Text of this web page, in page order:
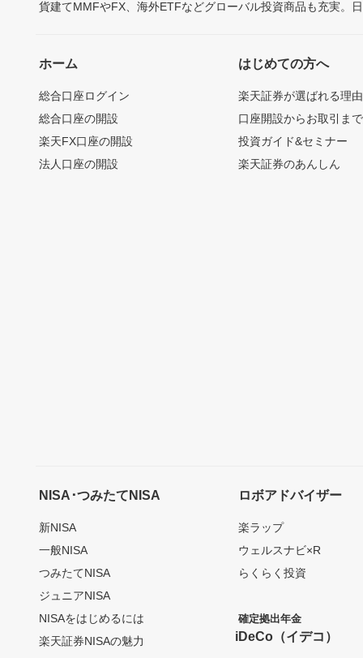
貨建てMMFやFX、海外ETFなどグローバル投資商品も充実。
ホーム
総合口座ログイン
総合口座の開設
楽天FX口座の開設
法人口座の開設
はじめての方へ
楽天証券が選ばれる理由
口座開設からお取引ま
投資ガイド&セミナー
楽天証券のあんしん
NISA･つみたてNISA
新NISA
一般NISA
つみたてNISA
ジュニアNISA
NISAをはじめるには
楽天証券NISAの魅力
ロボアドバイザー
楽ラップ
ウェルスナビ×R
らくらく投資
確定拠出年金
iDeCo（イデコ）